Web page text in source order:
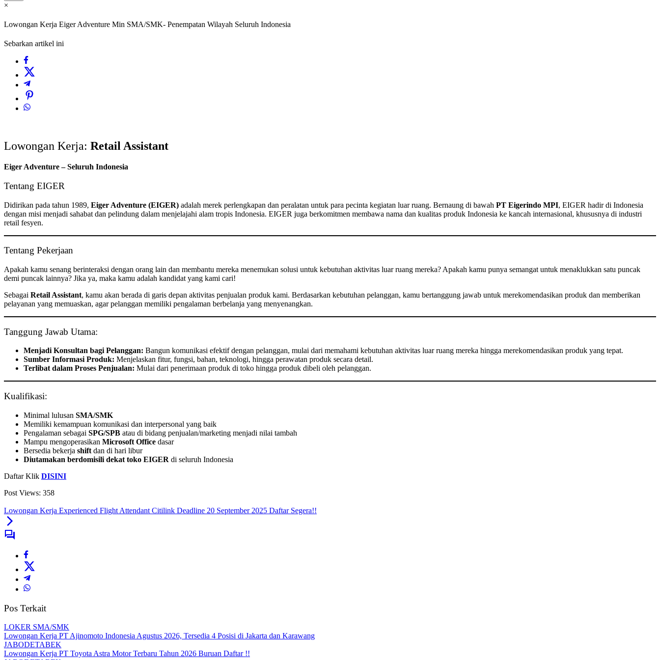
×
Lowongan Kerja Eiger Adventure Min SMA/SMK- Penempatan Wilayah Seluruh Indonesia
Sebarkan artikel ini
Lowongan Kerja: Retail Assistant
Eiger Adventure – Seluruh Indonesia
Tentang EIGER
Didirikan pada tahun 1989, Eiger Adventure (EIGER) adalah merek perlengkapan dan peralatan untuk para pecinta kegiatan luar ruang. Bernaung di bawah PT Eigerindo MPI, EIGER hadir di Indonesia
dengan misi menjadi sahabat dan pelindung dalam menjelajahi alam tropis Indonesia. EIGER juga berkomitmen membawa nama dan kualitas produk Indonesia ke kancah internasional, khususnya di industri
retail fesyen.
Tentang Pekerjaan
Apakah kamu senang berinteraksi dengan orang lain dan membantu mereka menemukan solusi untuk kebutuhan aktivitas luar ruang mereka? Apakah kamu punya semangat untuk menaklukkan satu puncak
demi puncak lainnya? Jika ya, maka kamu adalah kandidat yang kami cari!
Sebagai Retail Assistant, kamu akan berada di garis depan aktivitas penjualan produk kami. Berdasarkan kebutuhan pelanggan, kamu bertanggung jawab untuk merekomendasikan produk dan memberikan
pelayanan yang memuaskan, agar pelanggan memiliki pengalaman berbelanja yang menyenangkan.
Tanggung Jawab Utama:
Menjadi Konsultan bagi Pelanggan: Bangun komunikasi efektif dengan pelanggan, mulai dari memahami kebutuhan aktivitas luar ruang mereka hingga merekomendasikan produk yang tepat.
Sumber Informasi Produk: Menjelaskan fitur, fungsi, bahan, teknologi, hingga perawatan produk secara detail.
Terlibat dalam Proses Penjualan: Mulai dari penerimaan produk di toko hingga produk dibeli oleh pelanggan.
Kualifikasi:
Minimal lulusan SMA/SMK
Memiliki kemampuan komunikasi dan interpersonal yang baik
Pengalaman sebagai SPG/SPB atau di bidang penjualan/marketing menjadi nilai tambah
Mampu mengoperasikan Microsoft Office dasar
Bersedia bekerja shift dan di hari libur
Diutamakan berdomisili dekat toko EIGER di seluruh Indonesia
Daftar Klik DISINI
Post Views: 358
Lowongan Kerja Experienced Flight Attendant Citilink Deadline 20 September 2025 Daftar Segera!!
Pos Terkait
LOKER SMA/SMK
Lowongan Kerja PT Ajinomoto Indonesia Agustus 2026, Tersedia 4 Posisi di Jakarta dan Karawang
JABODETABEK
Lowongan Kerja PT Toyota Astra Motor Terbaru Tahun 2026 Buruan Daftar !!